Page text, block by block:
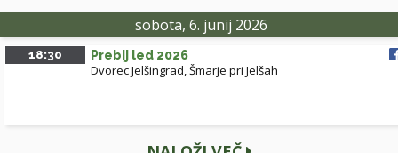
sobota, 6. junij 2026
18:30 Prebij led 2026
Dvorec Jelšingrad, Šmarje pri Jelšah